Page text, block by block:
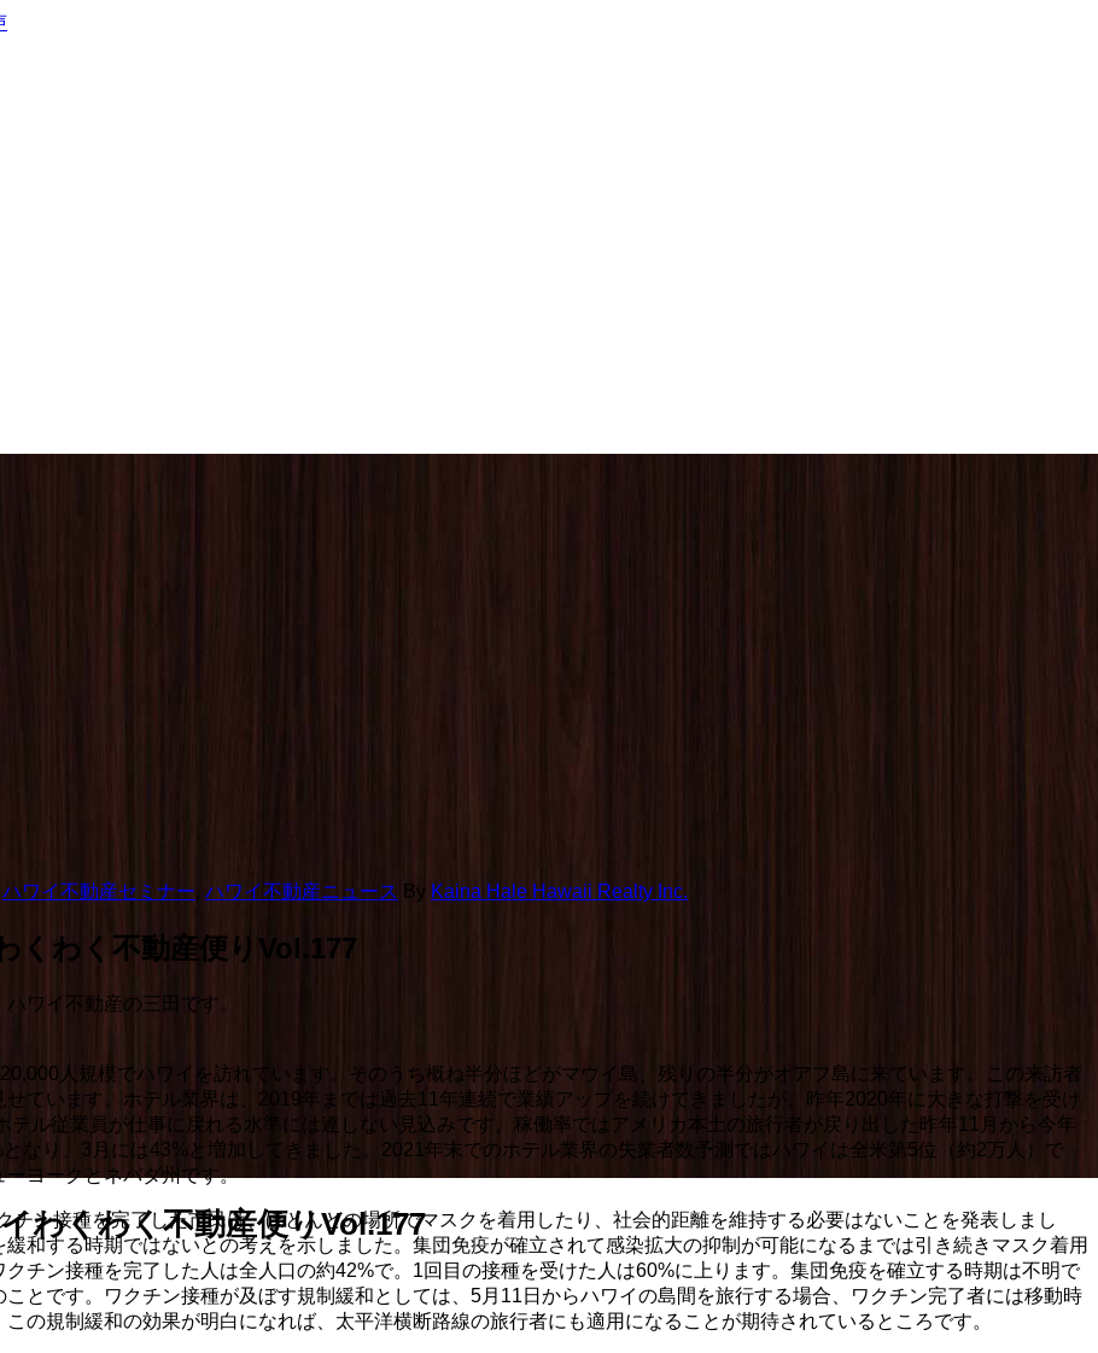
わくわく不動産便りVol.177
ハワイ不動産セミナー ハワイ不動産ニュース By Kaina Hale Hawaii Realty Inc.
くわく不動産便りVol.177
ワイ不動産の三田です。
人規模でハワイを訪れています。そのうち概ね半分ほどがマウイ島、残りの半分がオアフ島に来ています。この来訪者
ています。ホテル業界は、2019年までは過去11年連続で業績アップを続けてきましたが、昨年2020年に大きな打撃を受け
ル従業員が仕事に戻れる水準には達しない見込みです。稼働率ではアメリカ本土の旅行者が戻り出した昨年11月から今年
なり、3月には43%と増加してきました。2021年末でのホテル業界の失業者数予測ではハワイは全米第5位（約2万人）で
ヨークとネバダ州です。
ン接種を完了した市民は、ほとんどの場所でマスクを着用したり、社会的距離を維持する必要はないことを発表しまし
和する時期ではないとの考えを示しました。集団免疫が確立されて感染拡大の抑制が可能になるまでは引き続きマスク着用
チン接種を完了した人は全人口の約42%で。1回目の接種を受けた人は60%に上ります。集団免疫を確立する時期は不明で
とです。ワクチン接種が及ぼす規制緩和としては、5月11日からハワイの島間を旅行する場合、ワクチン完了者には移動時
の規制緩和の効果が明白になれば、太平洋横断路線の旅行者にも適用になることが期待されているところです。